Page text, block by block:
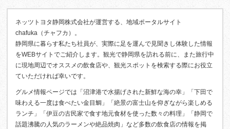
ネッツトヨタ静岡株式会社が運営する、地域ポータルサイト
chafuka（チャフカ）。
静岡県に暮らす私たち社員が、実際に足を運んで見聞きし体験した情報
をWEBサイトでご紹介します。観光で静岡県を訪れる前に、また旅行中
に現地周辺でオススメの飲食店や、観光スポットを検索する際にお役立
ていただければ幸いです。
グルメ情報ページでは「沼津港で水揚げされた新鮮な海の幸」「下田で
味わえる一度は食べたい金目鯛」「絶景の富士山を仰ぎながら楽しめる
ランチ」「伊豆の古民家で食す地元食材を使った数々の料理」「静岡で
話題沸騰の人気のラーメンや絶品焼肉」など多数の飲食店の情報を掲